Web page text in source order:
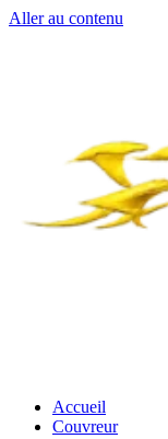
Aller au contenu
Accueil
Couvreur